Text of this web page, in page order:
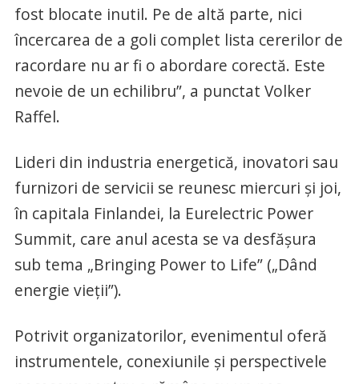
fost blocate inutil. Pe de altă parte, nici
încercarea de a goli complet lista cererilor de
racordare nu ar fi o abordare corectă. Este
nevoie de un echilibru”, a punctat Volker
Raffel.
Lideri din industria energetică, inovatori sau
furnizori de servicii se reunesc miercuri şi joi,
în capitala Finlandei, la Eurelectric Power
Summit, care anul acesta se va desfăşura
sub tema „Bringing Power to Life” („Dând
energie vieţii”).
Potrivit organizatorilor, evenimentul oferă
instrumentele, conexiunile şi perspectivele